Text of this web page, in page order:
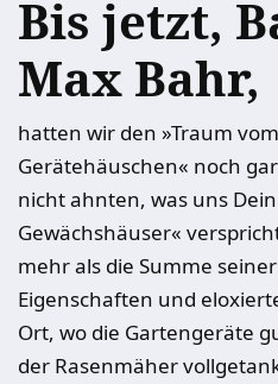
Bis jetzt,
Max Bahr,
hatten wir den »Traum
Gerätehäuschen« noch
nicht ahnten, was uns
Gewächshäuser«
mehr als die Summe
Eigenschaften und
Ort, wo die Gartengeräte
der Rasenmäher